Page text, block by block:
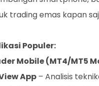
trading emas kapan
Populer:
Mobile (MT4/MT5
App – Analisis